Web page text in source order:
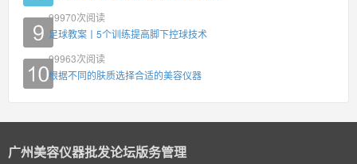
99970次阅读
足球教案丨5个训练提高脚下控球技术
99963次阅读
根据不同的肤质选择合适的美容仪器
广州美容仪器批发论坛版务管理